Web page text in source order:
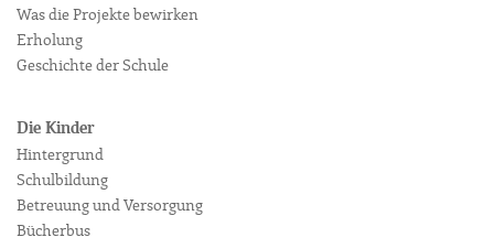
Was die Projekte bewirken
Erholung
Geschichte der Schule
Die Kinder
Hintergrund
Schulbildung
Betreuung und Versorgung
Bücherbus